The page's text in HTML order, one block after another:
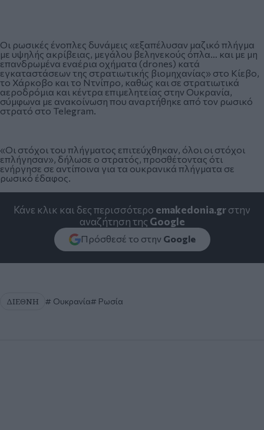
Οι ρωσικές ένοπλες δυνάμεις «εξαπέλυσαν μαζικό πλήγμα
με υψηλής ακρίβειας, μεγάλου βεληνεκούς όπλα… και με μη
επανδρωμένα εναέρια οχήματα (drones) κατά
εγκαταστάσεων της στρατιωτικής βιομηχανίας» στο Κίεβο,
το Χάρκοβο και το Ντνίπρο, καθώς και σε στρατιωτικά
αεροδρόμια και κέντρα επιμελητείας στην Ουκρανία,
σύμφωνα με ανακοίνωση που αναρτήθηκε από τον ρωσικό
στρατό στο Telegram.
«Οι στόχοι του πλήγματος επιτεύχθηκαν, όλοι οι στόχοι
επλήγησαν», δήλωσε ο στρατός, προσθέτοντας ότι
ενήργησε σε αντίποινα για τα ουκρανικά πλήγματα σε
ρωσικό έδαφος.
Κάνε κλικ και δες περισσότερο emakedonia.grστην
αναζήτηση της Google
Πρόσθεσέ το στην Google
ΔΙΕΘΝΗ Ουκρανία Ρωσία